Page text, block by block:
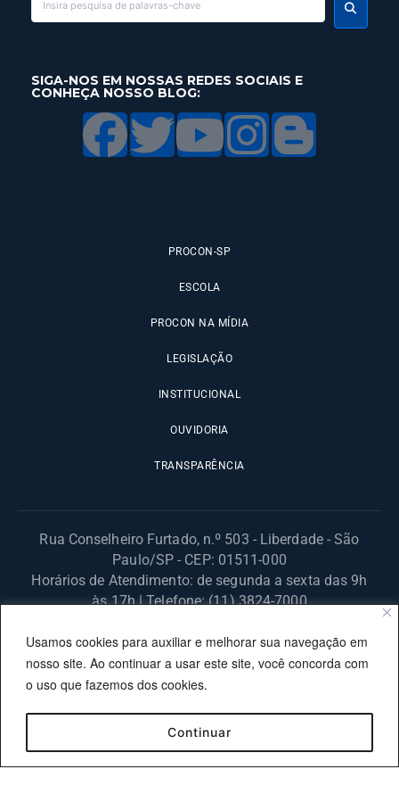
Usamos cookies para auxiliar e melhorar sua navegação em
nosso site. Ao continuar a usar este site, você concorda com
o uso que fazemos dos cookies.
Continuar
SIGA-NOS EM NOSSAS REDES SOCIAIS E
CONHEÇA NOSSO BLOG:
PROCON-SP
ESCOLA
PROCON NA MÍDIA
LEGISLAÇÃO
INSTITUCIONAL
OUVIDORIA
TRANSPARÊNCIA
Rua Conselheiro Furtado, n.º 503 - Liberdade - São
Paulo/SP - CEP: 01511-000
Horários de Atendimento: de segunda a sexta das 9h
às 17h | Telefone: (11) 3824-7000
© 2025 Fundação Procon – SP – Todos os direitos reservados. |
Site desenvolvido pela PRODESP.